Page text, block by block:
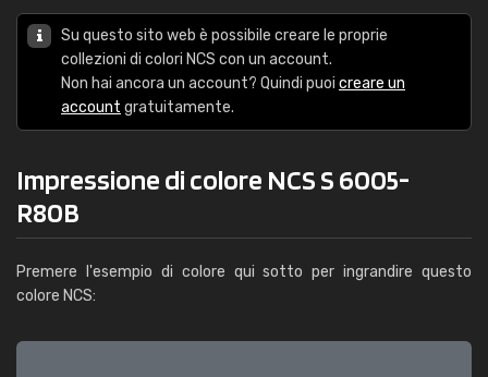
Su questo sito web è possibile creare le proprie
collezioni di colori NCS con un account.
Non hai ancora un account? Quindi puoi creare un
account gratuitamente.
Impressione di colore NCS S 6005-
R80B
Premere l'esempio di colore qui sotto per ingrandire questo
colore NCS: